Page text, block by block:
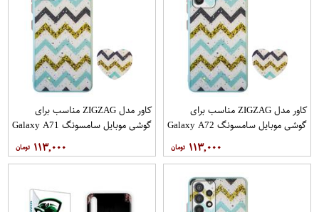
کاور مدل ZIGZAG مناسب برای
گوشی موبایل سامسونگ Galaxy A72
۱۱۳,۰۰۰
کاور مدل ZIGZAG مناسب برای
گوشی موبایل سامسونگ Galaxy A71
۱۱۳,۰۰۰